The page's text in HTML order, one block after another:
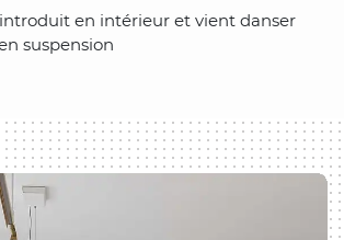
introduit en intérieur et vient danser
suspension